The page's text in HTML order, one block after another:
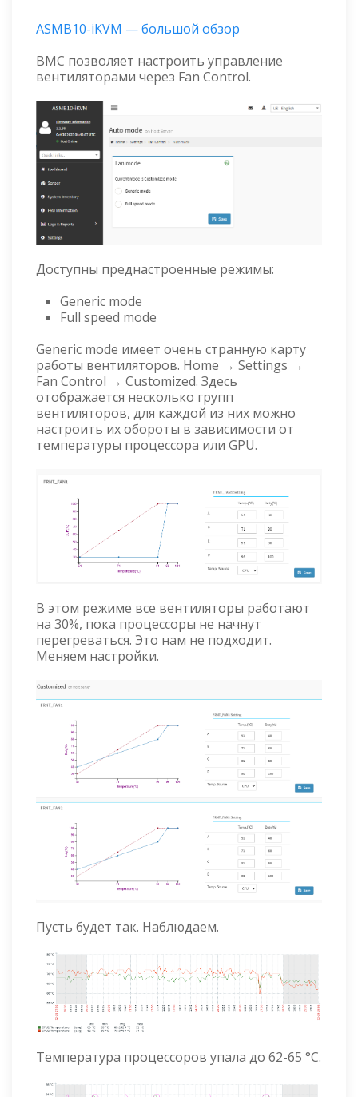
ASMB10-iKVM — большой обзор
BMC позволяет настроить управление
вентиляторами через Fan Control.
Доступны преднастроенные режимы:
Generic mode
Full speed mode
Generic mode имеет очень странную карту
работы вентиляторов. Home → Settings →
Fan Control → Customized. Здесь
отображается несколько групп
вентиляторов, для каждой из них можно
настроить их обороты в зависимости от
температуры процессора или GPU.
В этом режиме все вентиляторы работают
на 30%, пока процессоры не начнут
перегреваться. Это нам не подходит.
Меняем настройки.
Пусть будет так. Наблюдаем.
Температура процессоров упала до 62-65 °C.